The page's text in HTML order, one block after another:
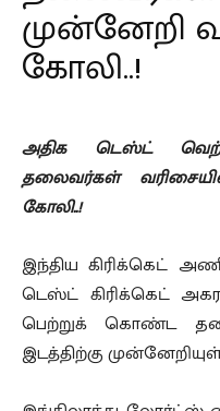
முன்னேறி
கோலி..!
அதிக டெஸ்ட்
தலைவர்கள்
கோலி..!
இந்திய கிரிக்கெட்
டெஸ்ட் கிரிக்கெட்
பெற்றுக் கொண்ட
இடத்திற்கு